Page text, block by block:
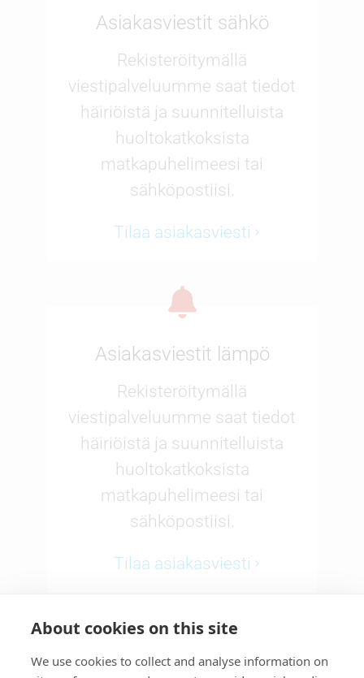
About cookies on this site
We use cookies to collect and analyse information on
Asiakasviestit sähkö
Rekisteröitymällä
viestipalveluumme saat tiedot
häiriöistä ja suunnitelluista
huoltokatkoksista
matkapuhelimeesi tai
sähköpostiisi.
Tilaa asiakasviesti
Asiakasviestit lämpö
Rekisteröitymällä
viestipalveluumme saat tiedot
häiriöistä ja suunnitelluista
huoltokatkoksista
matkapuhelimeesi tai
sähköpostiisi.
Tilaa asiakasviesti